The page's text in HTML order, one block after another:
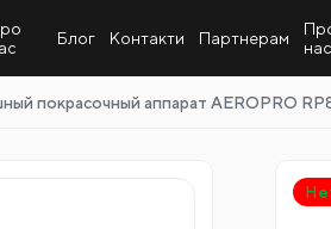
Блог Контакти Партнерам
нас
покрасочный аппарат AEROPRO